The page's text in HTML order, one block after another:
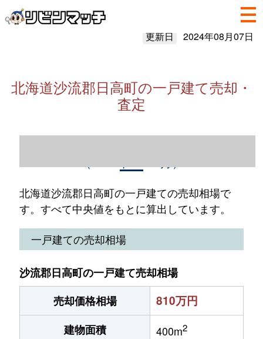
更新日 2024年08月07日
北海道沙流郡日高町の一戸建て売却・
査定
北海道沙流郡日高町の一戸建ての売却相場で
す。すべて中央値をもとに算出しています。
一戸建ての売却相場
沙流郡日高町の一戸建て売却相場
売却価格相場
810万円
建物面積 400m2